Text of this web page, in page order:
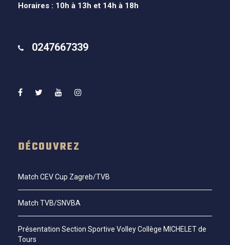
Horaires : 10h à 13h et 14h à 18h
0247667339
DÉCOUVREZ
Match CEV Cup Zagreb/TVB
Match TVB/SNVBA
Présentation Section Sportive Volley Collège MICHELET de
Tours